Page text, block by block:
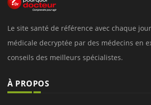
Le site santé de référence avec chaque
médicale decryptée par des médecins en
conseils des meilleurs spécialistes.
À PROPOS